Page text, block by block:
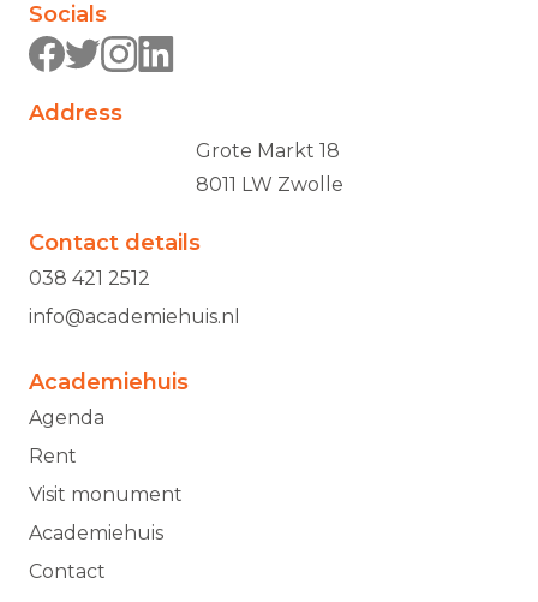
Socials
Address
Grote Markt 18
8011 LW Zwolle
Contact details
038 421 2512
info@academiehuis.nl
Academiehuis
Agenda
Rent
Visit monument
Academiehuis
Contact